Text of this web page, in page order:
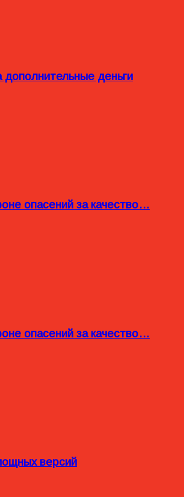
деньги
опасений за качество…
опасений за качество…
версий